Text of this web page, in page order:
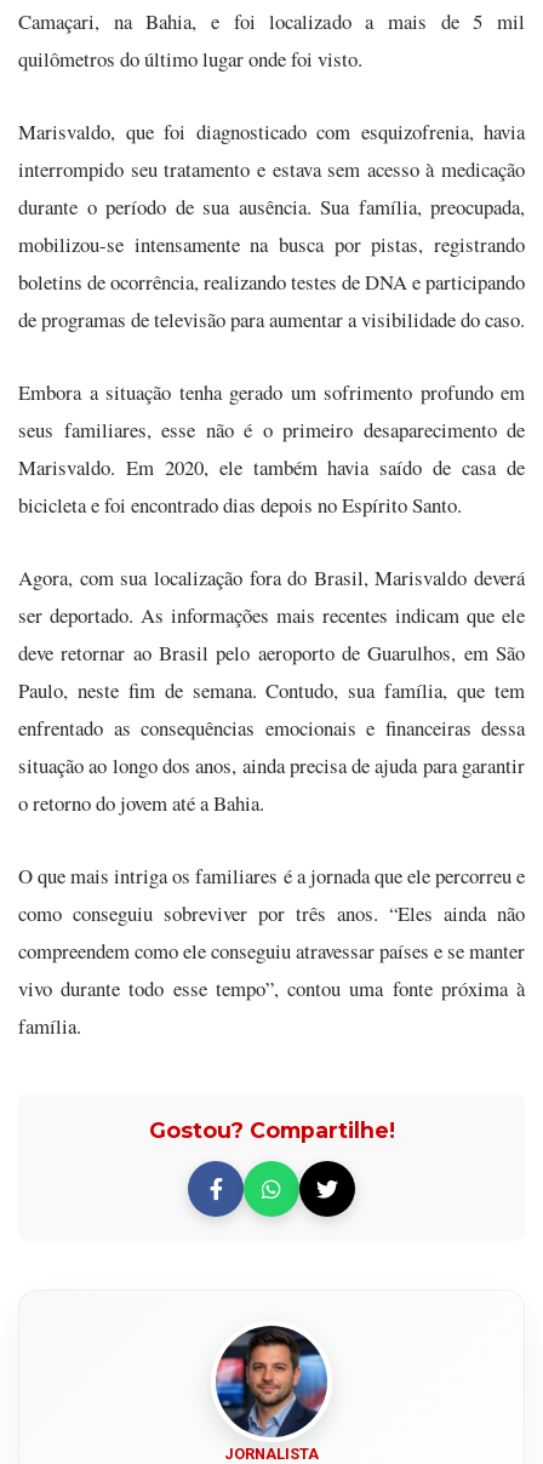
Camaçari, na Bahia, e foi localizado a mais de 5 mil
quilômetros do último lugar onde foi visto.
Marisvaldo, que foi diagnosticado com esquizofrenia, havia
interrompido seu tratamento e estava sem acesso à medicação
durante o período de sua ausência. Sua família, preocupada,
mobilizou-se intensamente na busca por pistas, registrando
boletins de ocorrência, realizando testes de DNA e participando
de programas de televisão para aumentar a visibilidade do caso.
Embora a situação tenha gerado um sofrimento profundo em
seus familiares, esse não é o primeiro desaparecimento de
Marisvaldo. Em 2020, ele também havia saído de casa de
bicicleta e foi encontrado dias depois no Espírito Santo.
Agora, com sua localização fora do Brasil, Marisvaldo deverá
ser deportado. As informações mais recentes indicam que ele
deve retornar ao Brasil pelo aeroporto de Guarulhos, em São
Paulo, neste fim de semana. Contudo, sua família, que tem
enfrentado as consequências emocionais e financeiras dessa
situação ao longo dos anos, ainda precisa de ajuda para garantir
o retorno do jovem até a Bahia.
O que mais intriga os familiares é a jornada que ele percorreu e
como conseguiu sobreviver por três anos. “Eles ainda não
compreendem como ele conseguiu atravessar países e se manter
vivo durante todo esse tempo”, contou uma fonte próxima à
família.
Gostou? Compartilhe!
JORNALISTA